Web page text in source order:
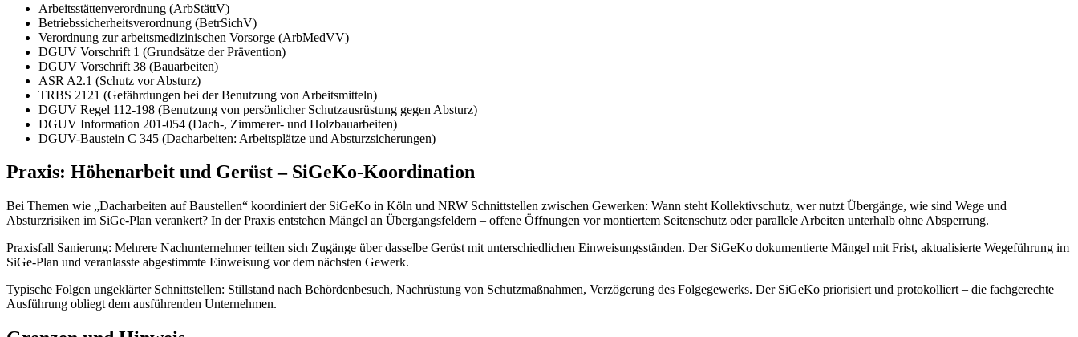
Arbeitsstättenverordnung (ArbStättV)
Betriebssicherheitsverordnung (BetrSichV)
Verordnung zur arbeitsmedizinischen Vorsorge (ArbMedVV)
DGUV Vorschrift 1 (Grundsätze der Prävention)
DGUV Vorschrift 38 (Bauarbeiten)
ASR A2.1 (Schutz vor Absturz)
TRBS 2121 (Gefährdungen bei der Benutzung von Arbeitsmitteln)
DGUV Regel 112-198 (Benutzung von persönlicher Schutzausrüstung gegen Absturz)
DGUV Information 201-054 (Dach-, Zimmerer- und Holzbauarbeiten)
DGUV-Baustein C 345 (Dacharbeiten: Arbeitsplätze und Absturzsicherungen)
Praxis: Höhenarbeit und Gerüst – SiGeKo-Koordination
Bei Themen wie „Dacharbeiten auf Baustellen“ koordiniert der SiGeKo in Köln und NRW Schnittstellen zwischen Gewerken: Wann steht Kollektivschutz, wer nutzt Übergänge, wie sind Wege und
Absturzrisiken im SiGe-Plan verankert? In der Praxis entstehen Mängel an Übergangsfeldern – offene Öffnungen vor montiertem Seitenschutz oder parallele Arbeiten unterhalb ohne Absperrung.
Praxisfall Sanierung: Mehrere Nachunternehmer teilten sich Zugänge über dasselbe Gerüst mit unterschiedlichen Einweisungsständen. Der SiGeKo dokumentierte Mängel mit Frist, aktualisierte Wegeführung im
SiGe-Plan und veranlasste abgestimmte Einweisung vor dem nächsten Gewerk.
Typische Folgen ungeklärter Schnittstellen: Stillstand nach Behördenbesuch, Nachrüstung von Schutzmaßnahmen, Verzögerung des Folgegewerks. Der SiGeKo priorisiert und protokolliert – die fachgerechte
Ausführung obliegt dem ausführenden Unternehmen.